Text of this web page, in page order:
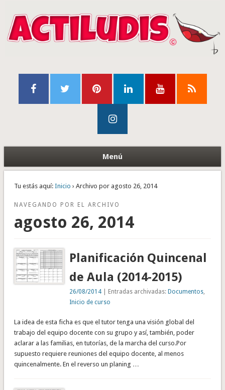
Menú
Tu estás aquí: Inicio › Archivo por agosto 26, 2014
NAVEGANDO POR EL ARCHIVO
agosto 26, 2014
Planificación Quincenal
de Aula (2014-2015)
26/08/2014 | Entradas archivadas:Documentos
Inicio de curso
La idea de esta ficha es que el tutor tenga una visión global del
trabajo del equipo docente con su grupo y así, también, poder
aclarar a las familias, en tutorías, de la marcha del curso.Por
supuesto requiere reuniones del equipo docente, al menos
quincenalmente. En el reverso un planing …